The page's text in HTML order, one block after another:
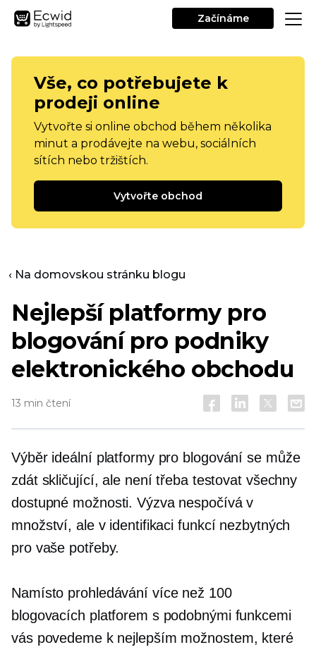
Začínáme
Vše, co potřebujete k
prodeji online
Vytvořte si online obchod během několika
minut a prodávejte na webu, sociálních
sítích nebo tržištích.
Vytvořte obchod
‹ Na domovskou stránku blogu
Nejlepší platformy pro
blogování pro podniky
elektronického obchodu
13 min čtení
Výběr ideální platformy pro blogování se může
zdát skličující, ale není třeba testovat všechny
dostupné možnosti. Výzva nespočívá v
množství, ale v identifikaci funkcí nezbytných
pro vaše potřeby.
Namísto prohledávání více než 100
blogovacích platforem s podobnými funkcemi
vás povedeme k nejlepším možnostem, které